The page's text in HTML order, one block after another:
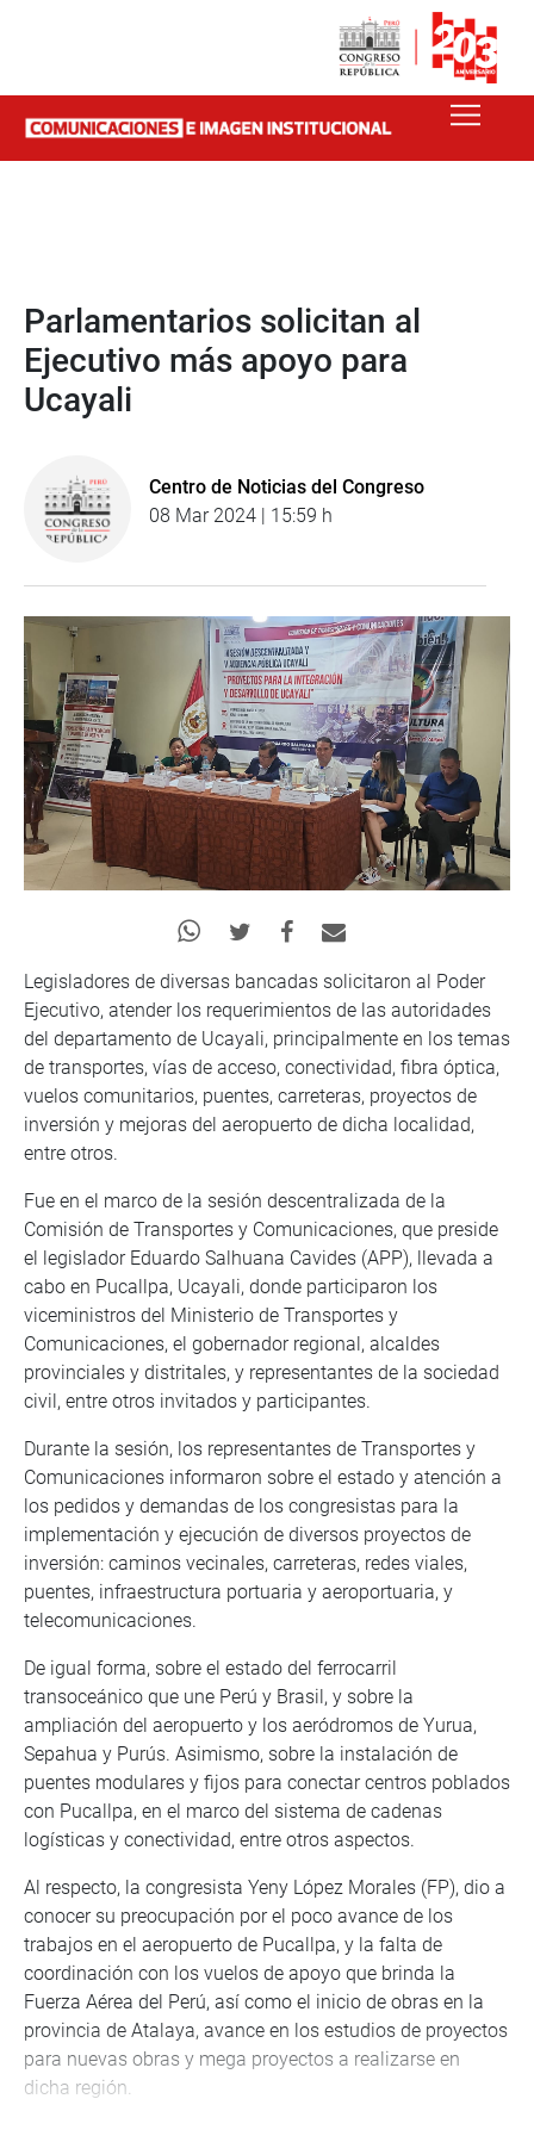
Parlamentarios solicitan al
Ejecutivo más apoyo para
Ucayali
Centro de Noticias del Congreso
08 Mar 2024 | 15:59 h
Legisladores de diversas bancadas solicitaron al Poder
Ejecutivo, atender los requerimientos de las autoridades
del departamento de Ucayali, principalmente en los temas
de transportes, vías de acceso, conectividad, fibra óptica,
vuelos comunitarios, puentes, carreteras, proyectos de
inversión y mejoras del aeropuerto de dicha localidad,
entre otros.
Fue en el marco de la sesión descentralizada de la
Comisión de Transportes y Comunicaciones, que preside
el legislador Eduardo Salhuana Cavides (APP), llevada a
cabo en Pucallpa, Ucayali, donde participaron los
viceministros del Ministerio de Transportes y
Comunicaciones, el gobernador regional, alcaldes
provinciales y distritales, y representantes de la sociedad
civil, entre otros invitados y participantes.
Durante la sesión, los representantes de Transportes y
Comunicaciones informaron sobre el estado y atención a
los pedidos y demandas de los congresistas para la
implementación y ejecución de diversos proyectos de
inversión: caminos vecinales, carreteras, redes viales,
puentes, infraestructura portuaria y aeroportuaria, y
telecomunicaciones.
De igual forma, sobre el estado del ferrocarril
transoceánico que une Perú y Brasil, y sobre la
ampliación del aeropuerto y los aeródromos de Yurua,
Sepahua y Purús. Asimismo, sobre la instalación de
puentes modulares y fijos para conectar centros poblados
con Pucallpa, en el marco del sistema de cadenas
logísticas y conectividad, entre otros aspectos.
Al respecto, la congresista Yeny López Morales (FP), dio a
conocer su preocupación por el poco avance de los
trabajos en el aeropuerto de Pucallpa, y la falta de
coordinación con los vuelos de apoyo que brinda la
Fuerza Aérea del Perú, así como el inicio de obras en la
provincia de Atalaya, avance en los estudios de proyectos
para nuevas obras y mega proyectos a realizarse en
dicha región.